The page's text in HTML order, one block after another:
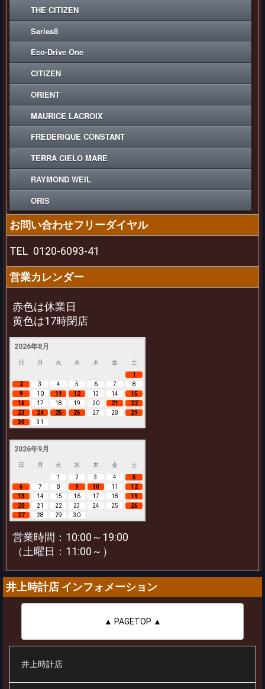
THE CITIZEN
Series8
Eco-Drive One
CITIZEN
ORIENT
MAURICE LACROIX
FREDERIQUE CONSTANT
TERRA CIELO MARE
RAYMOND WEIL
ORIS
お問い合わせフリーダイヤル
TEL 0120-6093-41
営業カレンダー
赤色は休業日
黄色は17時閉店
2026年8月
日 月 火 水 木 金
土
1
2
3 4 5 6 7
8
9
10 11 12 13 14
15
16
17 18 19 20 21
22
23
24 25 26 27 28
29
30
31
2026年9月
日 月 火 水 木 金
土
1
2 3 4
5
6
7 8 9 10 11
12
13
14 15 16 17 18
19
20
21 22 23 24 25
26
27
28 29 30
営業時間：10:00～19:00
（土曜日：11:00～）
井上時計店 インフォメーション
▲ PAGETOP ▲
井上時計店